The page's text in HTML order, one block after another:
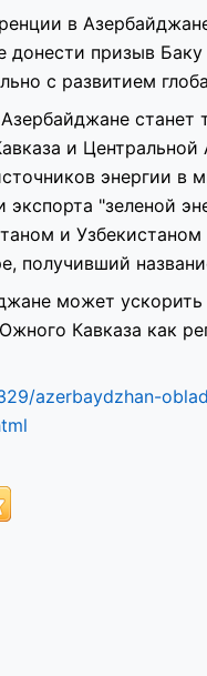
в
донести призыв
с развитием
станет
и
энергии в
экспорта "зеленой
и
получивший
может
Кавказа как
azerbaydzhan-